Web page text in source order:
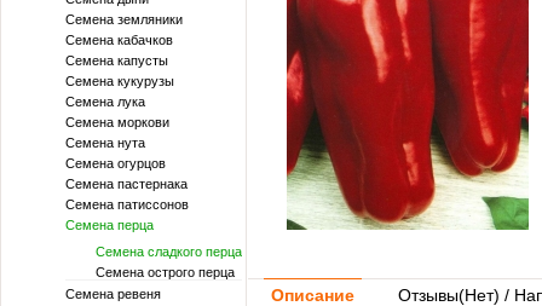
Семена земляники
Семена кабачков
Семена капусты
Семена кукурузы
Семена лука
Семена моркови
Семена нута
Семена огурцов
Семена пастернака
Семена патиссонов
Семена перца
Семена сладкого перца
Семена острого перца
Семена ревеня
Описание Отзывы(Нет) /